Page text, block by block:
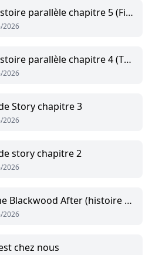
parallèle chapitre 5 (Fin)
2026
parallèle chapitre 4 (The Pattern)
2026
Story chapitre 3
2026
story chapitre 2
2026
After (histoire parallèle, chapitre 1)
2026
chez nous